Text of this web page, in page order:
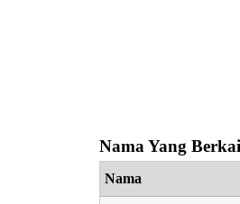
Nama Yang
Nama